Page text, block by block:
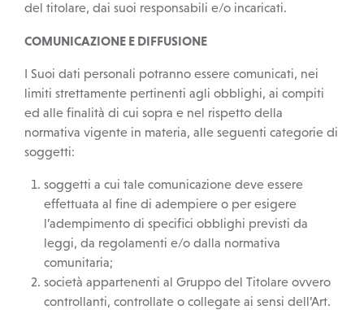
del titolare, dai suoi responsabili e/o incaricati.
COMUNICAZIONE E DIFFUSIONE
I Suoi dati personali potranno essere comunicati, nei
limiti strettamente pertinenti agli obblighi, ai compiti
ed alle finalità di cui sopra e nel rispetto della
normativa vigente in materia, alle seguenti categorie di
soggetti:
soggetti a cui tale comunicazione deve essere
effettuata al fine di adempiere o per esigere
l’adempimento di specifici obblighi previsti da
leggi, da regolamenti e/o dalla normativa
comunitaria;
società appartenenti al Gruppo del Titolare ovvero
controllanti, controllate o collegate ai sensi dell’Art.